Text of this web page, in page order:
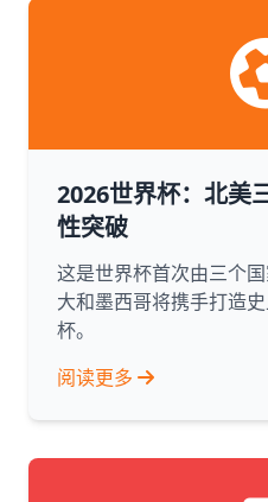
2026世界杯：北美
性突破
这是世界杯首次由三个
大和墨西哥将携手打造
杯。
阅读更多